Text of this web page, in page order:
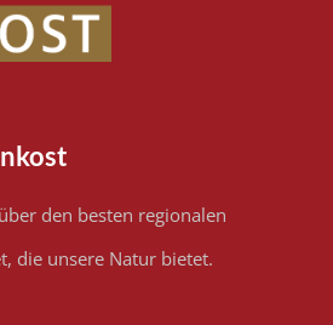
den besten regionalen
die unsere Natur bietet.